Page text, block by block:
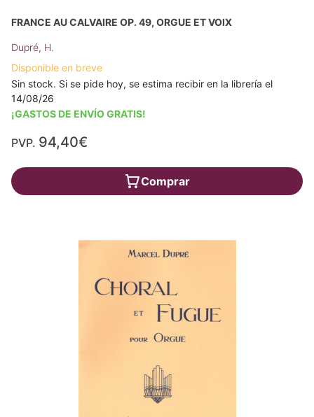
FRANCE AU CALVAIRE OP. 49, ORGUE ET VOIX
Dupré, H.
Disponible en breve
Sin stock. Si se pide hoy, se estima recibir en la librería el
14/08/26
¡GASTOS DE ENVÍO GRATIS!
PVP. 94,40€
Comprar